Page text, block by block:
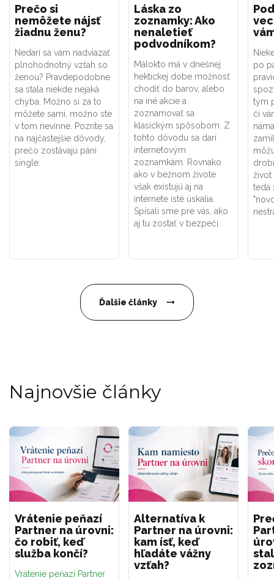
Prečo si
nemôžete nájsť
žiadnu ženu?
Nedarí sa vám nadviazať
plnohodnotný vzťah so
ženou? Pravdepodobne
sa stala niekde nejaká
chyba. Možno si za to
môžete sami, možno ste
v tom nevinne. Pozrite sa
na najčastejšie dôvody,
prečo zostávajú páni
single.
Láska zo
zoznamky: Ako
nenaletieť
podvodníkom?
Málokto má v dnešnej
hektickej dobe možnosť
chodiť do barov, alebo
na iné akcie a
zoznamovať sa
klasickým spôsobom. Z
tohto dôvodu sa darí
internetovým
zoznamkám. Rovnako
ako v bežnom živote
však existujú aj na
internete isté úskalia.
Spísali sme pre vás, ako
aj tu zostať v bezpečí.
po
tým
či
život
teda
Ďalšie články
Najnovšie články
Vrátenie peňazí
Partner na úrovni:
čo robiť, keď
služba končí?
Vrátenie peňazí Partner
Alternatíva k
Partner na úrovni:
kam ísť, keď
hľadáte vážny
vzťah?